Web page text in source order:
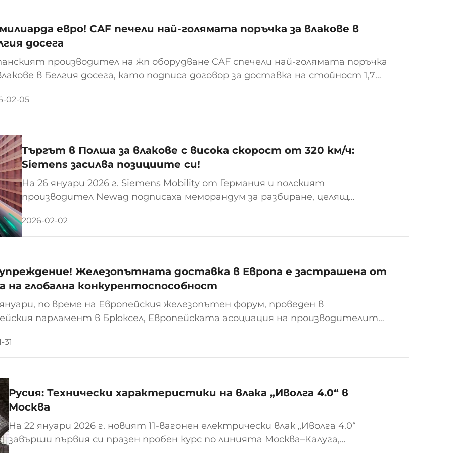
милиарда евро! CAF печели най-голямата поръчка за влакове в
досега
производител на жп оборудване CAF спечели най-голямата поръчка
в Белгия досега, като подписа договор за доставка на стойност 1,7
CAF ще достави първоначално 180 влака в рамките на 12-годишен...
02-05
Търгът в Полша за влакове с висока скорост от 320 км/ч:
Siemens засилва позициите си!
На 26 януари 2026 г. Siemens Mobility от Германия и полският
производител Newag подписаха меморандум за разбиране, целящ
с фокус върху технологичното развитие и оценката на подвижен
състав с висока скорост от 320 км/ч...
2026-02-02
Железопътната доставка в Европа е застрашена от
на глобална конкурентоспособност
по време на Европейския железопътен форум, проведен в
парламент в Брюксел, Европейската асоциация на производителите
съюз не продължи да финансира съвместни изследователски
в областта на железопътния транспорт, Eur...
31
Русия: Технически характеристики на влака „Иволга 4.0“ в
Москва
На 22 януари 2026 г. новият 11-вагонен електрически влак „Иволга 4.0“
завърши първия си празен пробен курс по линията Москва–Калуга,